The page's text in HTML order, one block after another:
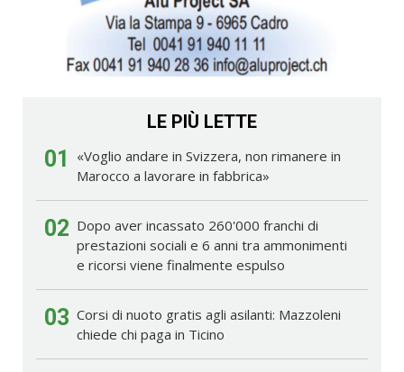
LE PIÙ LETTE
01
«Voglio andare in Svizzera, non rimanere in
Marocco a lavorare in fabbrica»
02 Dopo aver incassato 260'000 franchi di
prestazioni sociali e 6 anni tra ammonimenti
e ricorsi viene finalmente espulso
03 Corsi di nuoto gratis agli asilanti: Mazzoleni
chiede chi paga in Ticino